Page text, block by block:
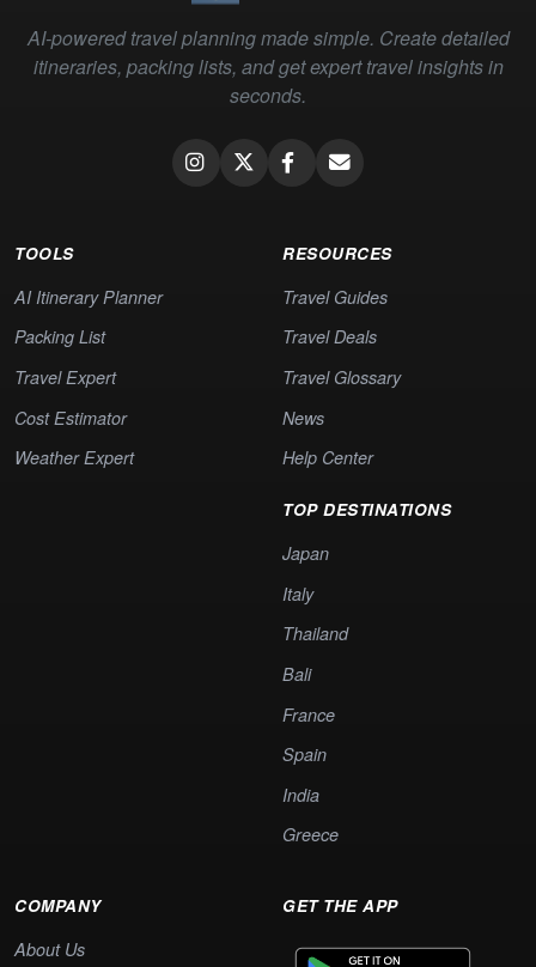
AI-powered travel planning made simple. Create detailed
itineraries, packing lists, and get expert travel insights in
seconds.
TOOLS
AI Itinerary Planner
Packing List
Travel Expert
Cost Estimator
Weather Expert
RESOURCES
Travel Guides
Travel Deals
Travel Glossary
News
Help Center
TOP DESTINATIONS
Japan
Italy
Thailand
Bali
France
Spain
India
Greece
COMPANY
About Us
GET THE APP